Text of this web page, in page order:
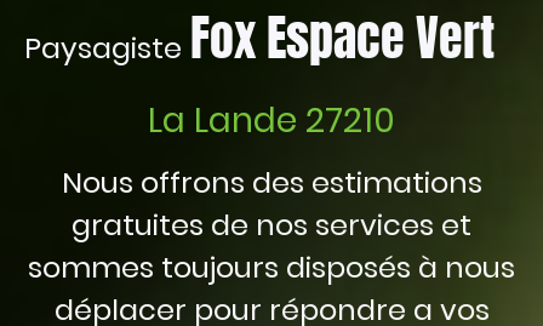
Paysagiste Fox Espace Vert
Nous offrons des estimations
gratuites de nos services et
sommes toujours disposés à nous
déplacer pour répondre a vos
La Lande 27210